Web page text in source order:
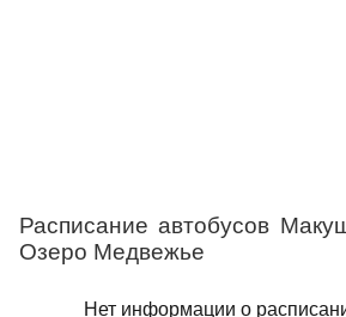
Расписание автобусов
Озеро Медвежье
Нет информации о